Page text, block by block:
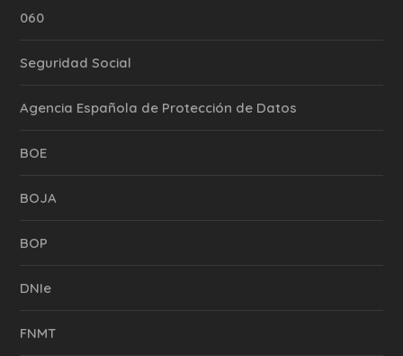
060
Seguridad Social
Agencia Española de Protección de Datos
BOE
BOJA
BOP
DNIe
FNMT